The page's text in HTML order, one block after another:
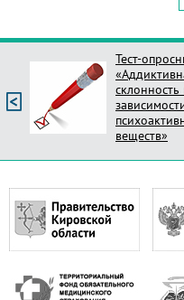
ВИЧ/СПИДа
России